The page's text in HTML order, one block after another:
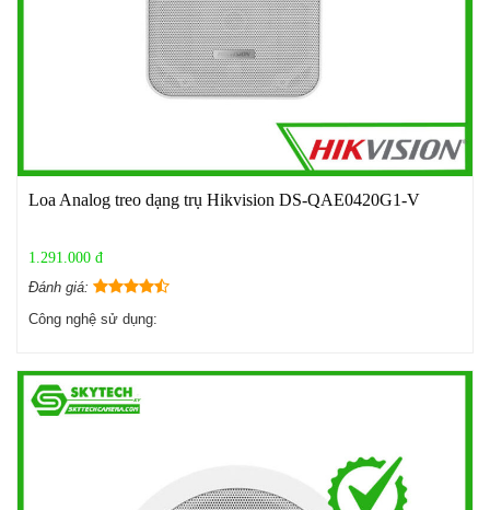
Loa Analog treo dạng trụ Hikvision DS-QAE0420G1-V
1.291.000 đ
Đánh giá:
Công nghệ sử dụng: